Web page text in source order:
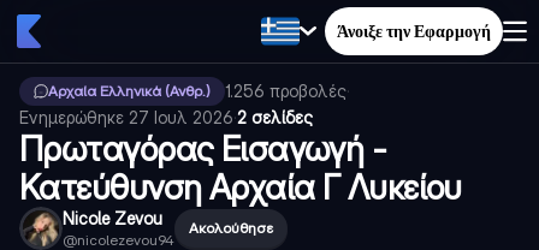
Άνοιξε την Εφαρμογή
Αρχαία Ελληνικά (Ανθρ.) 1.256 προβολές·
Ενημερώθηκε 27 Ιουλ 2026·2 σελίδες
Πρωταγόρας Εισαγωγή -
Κατεύθυνση Αρχαία Γ Λυκείου
Nicole Zevou
@nicolezevou94
Ακολούθησε